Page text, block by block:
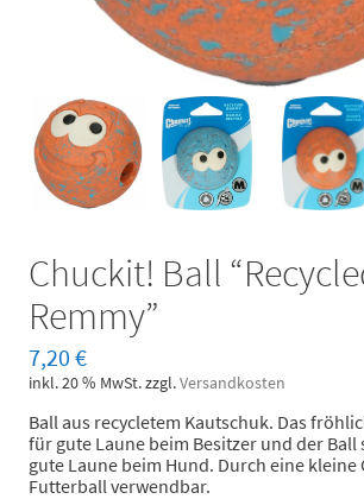
Chuckit! Ball
Remmy”
7,20 €
inkl. 20 % MwSt.zzgl.Versandkosten
Ball aus recycletem Kautschuk. Das
für gute Laune beim Besitzer und der
gute Laune beim Hund. Durch eine kleine
Futterball verwendbar.